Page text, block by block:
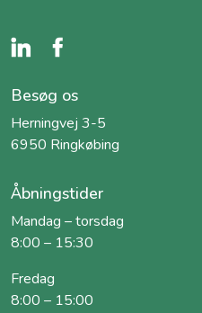
Besøg os
Herningvej 3-5
6950 Ringkøbing
Åbningstider
Mandag – torsdag
8:00 – 15:30
Fredag
8:00 – 15:00